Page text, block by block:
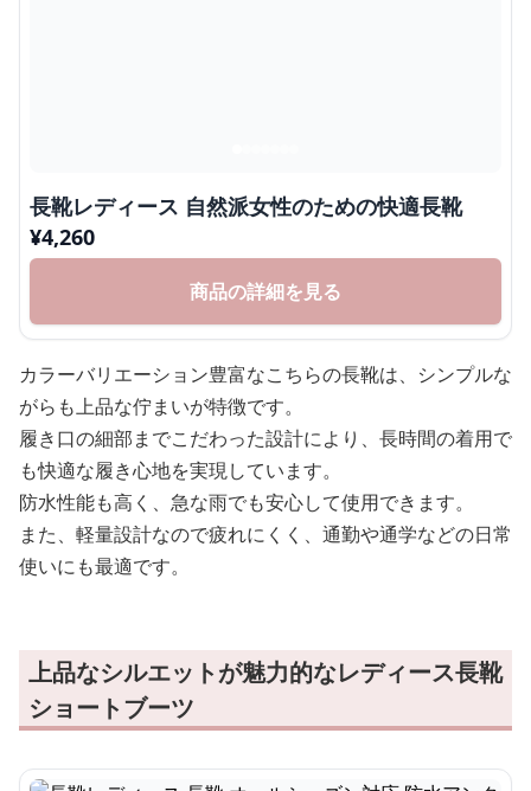
長靴レディース 自然派女性のための快適長靴
¥4,260
商品の詳細を見る
カラーバリエーション豊富なこちらの長靴は、シンプルな
がらも上品な佇まいが特徴です。
履き口の細部までこだわった設計により、長時間の着用で
も快適な履き心地を実現しています。
防水性能も高く、急な雨でも安心して使用できます。
また、軽量設計なので疲れにくく、通勤や通学などの日常
使いにも最適です。
上品なシルエットが魅力的なレディース長靴
ショートブーツ